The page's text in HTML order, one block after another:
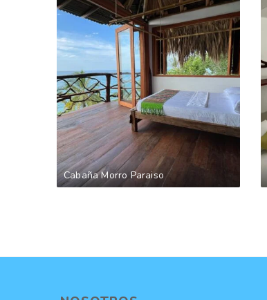
Cabaña Morro Paraiso